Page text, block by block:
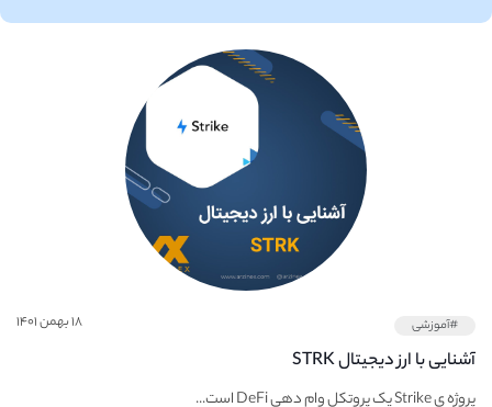
#آموزشی ۱۸ بهمن ۱۴۰۱
آشنایی با ارز دیجیتال STRK
پروژه ی Strike یک پروتکل وام دهی DeFi است...